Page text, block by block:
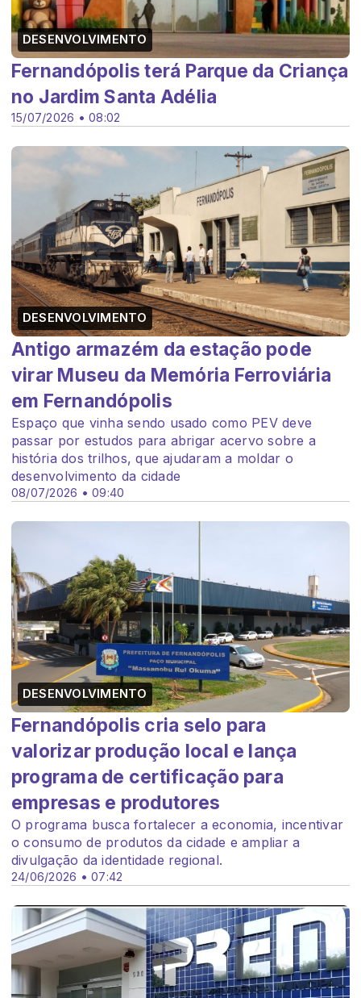
DESENVOLVIMENTO
15/07/2026 • 08:02
Fernandópolis terá Parque da Criança
no Jardim Santa Adélia
DESENVOLVIMENTO
08/07/2026 • 09:40
Antigo armazém da estação pode
virar Museu da Memória Ferroviária
em Fernandópolis
Espaço que vinha sendo usado como PEV deve
passar por estudos para abrigar acervo sobre a
história dos trilhos, que ajudaram a moldar o
desenvolvimento da cidade
DESENVOLVIMENTO
24/06/2026 • 07:42
Fernandópolis cria selo para
valorizar produção local e lança
programa de certificação para
empresas e produtores
O programa busca fortalecer a economia, incentivar
o consumo de produtos da cidade e ampliar a
divulgação da identidade regional.